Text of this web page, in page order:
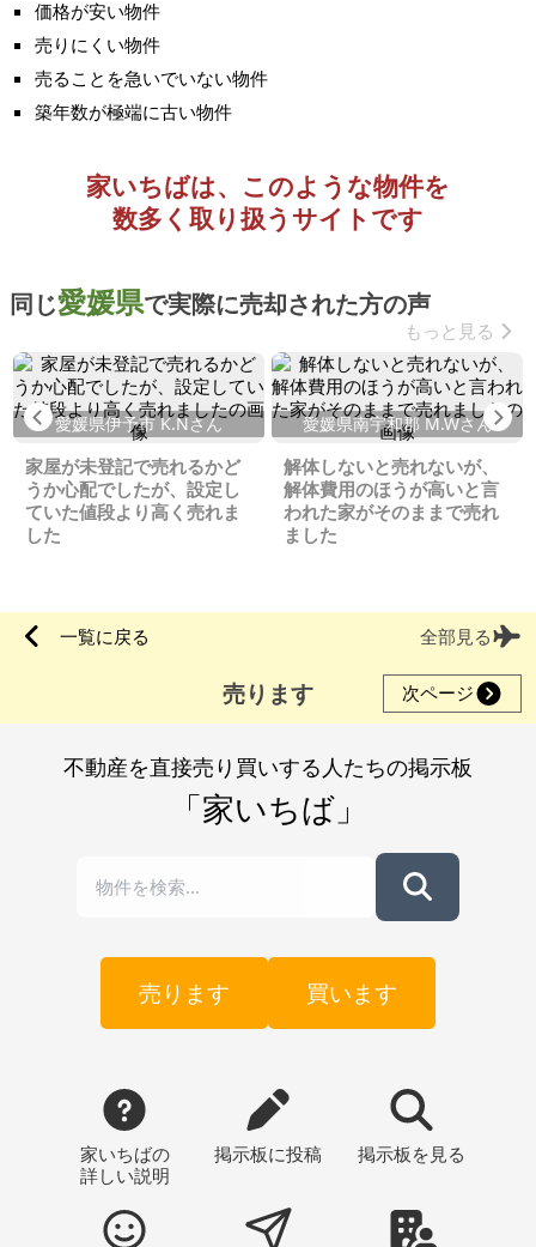
価格が安い物件
売りにくい物件
売ることを急いでいない物件
築年数が極端に古い物件
家いちばは、このような物件を
数多く取り扱うサイトです
同じ愛媛県で実際に売却された方の声
もっと見る
Previous
愛媛県伊予市 K.Nさん
家屋が未登記で売れるかど
うか心配でしたが、設定し
ていた値段より高く売れま
した
愛媛県南宇和郡 M.Wさん
解体しないと売れないが、
解体費用のほうが高いと言
われた家がそのままで売れ
ました
一覧に戻る 全部見る
売ります 次ページ
不動産を直接売り買いする人たちの掲示板
「家いちば」
売ります 買います
家いちばの
詳しい説明
掲示板に投稿 掲示板 を見る